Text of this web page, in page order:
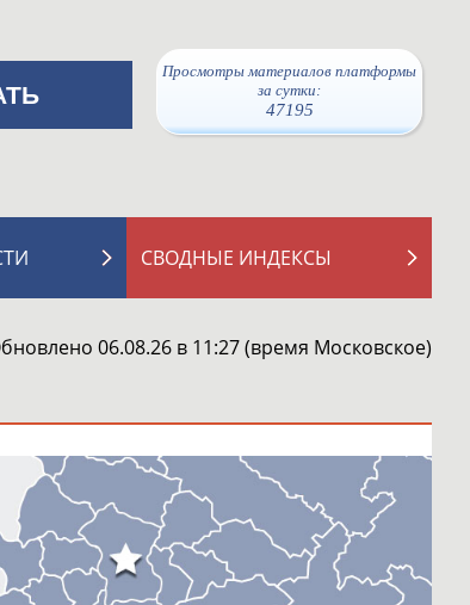
Просмотры материалов платформы
за сутки:
47195
СВОДНЫЕ ИНДЕКСЫ
06.08.26 в 11:27 (время Московское)